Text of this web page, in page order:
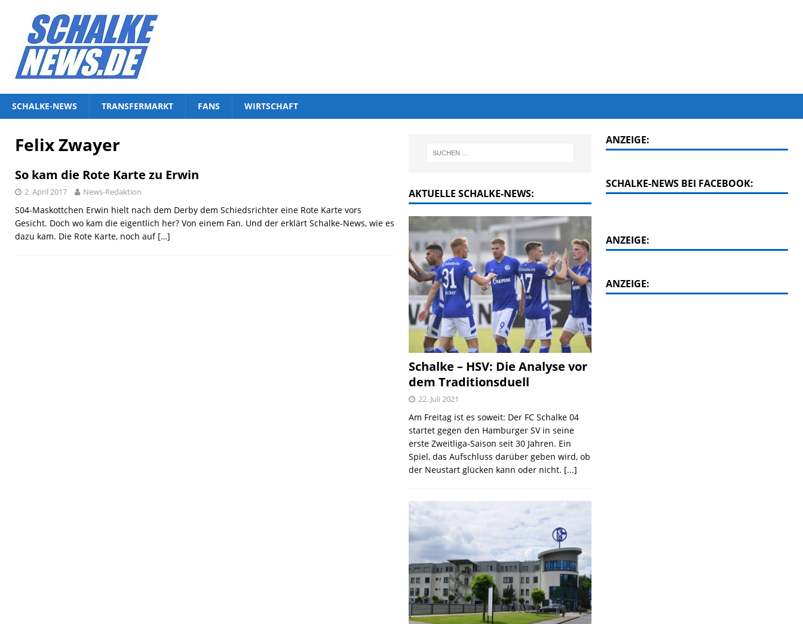
SCHALKE-NEWS TRANSFERMARKT FANS WIRTSCHAFT
Felix Zwayer
So kam die Rote Karte zu Erwin
2. April 2017 News-Redaktion
S04-Maskottchen Erwin hielt nach dem Derby dem Schiedsrichter eine Rote Karte vors
Gesicht. Doch wo kam die eigentlich her? Von einem Fan. Und der erklärt Schalke-News, wie es
dazu kam. Die Rote Karte, noch auf […]
AKTUELLE SCHALKE-NEWS:
Schalke – HSV: Die Analyse vor
dem Traditionsduell
22. Juli 2021
Am Freitag ist es soweit: Der FC Schalke 04
startet gegen den Hamburger SV in seine
erste Zweitliga-Saison seit 30 Jahren. Ein
Spiel, das Aufschluss darüber geben wird, ob
der Neustart glücken kann oder nicht. [...]
ANZEIGE:
SCHALKE-NEWS BEI FACEBOOK:
ANZEIGE:
ANZEIGE: